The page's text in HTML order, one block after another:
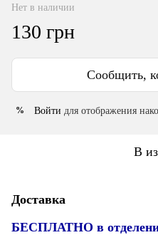
Нет в наличии
130 грн
Сообщить,
% Войти для отображения
В
Доставка
БЕСПЛАТНО в